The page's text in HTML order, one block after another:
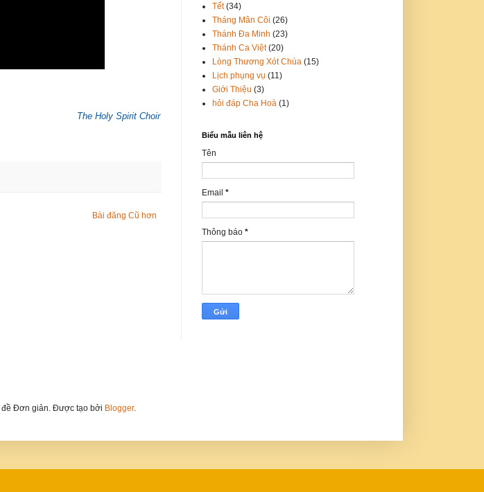
The Holy Spirit Choir
Bài đăng Cũ hơn
Tết (34)
Tháng Mân Côi (26)
Thánh Đa Minh (23)
Thánh Ca Việt (20)
Lòng Thương Xót Chúa (15)
Lịch phụng vụ (11)
Giới Thiệu (3)
hỏi đáp Cha Hoà (1)
Biểu mẫu liên hệ
Tên
Email *
Thông báo *
Đơn giản. Được tạo bởi Blogger.